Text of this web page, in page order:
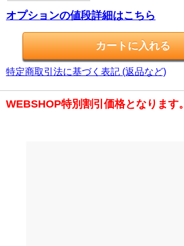
オプションの値段詳細はこちら
特定商取引法に基づく表記 (返品など)
WEBSHOP特別割引価格となります。